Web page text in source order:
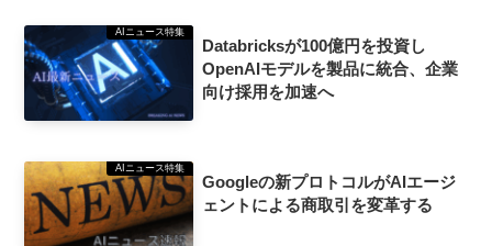
AIニュース特集
Databricksが100億円を投資し
OpenAIモデルを製品に統合、企業
向け採用を加速へ
AIニュース特集
Googleの新プロトコルがAIエージ
ェントによる商取引を変革する